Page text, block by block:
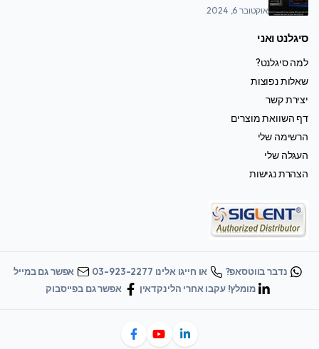
אוקטובר 6, 2024
סיגלנט ואני
למה סיגלנט?
שאלות נפוצות
יצירת קשר
דף השוואת מוצרים
הרשימה שלי
העגלה שלי
הצהרת נגישות
נדבר בווטסאפ? או חייגו אלינו 03-923-2277
אפשר גם במייל
מומלץ! עקבו אחרי הלינקדאין
אפשר גם בפייסבוק